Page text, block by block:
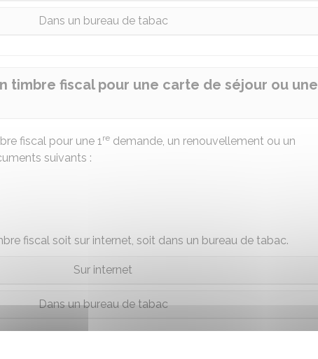
Dans un bureau de tabac
timbre fiscal pour une carte de séjour ou une
fiscal pour une 1re demande, un renouvellement ou un
suivants :
fiscal soit sur internet, soit dans un bureau de tabac.
Sur internet
Dans un bureau de tabac